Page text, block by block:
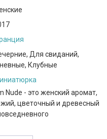
Для свиданий,
Клубные
Nude - это женский аромат,
цветочный и древесный